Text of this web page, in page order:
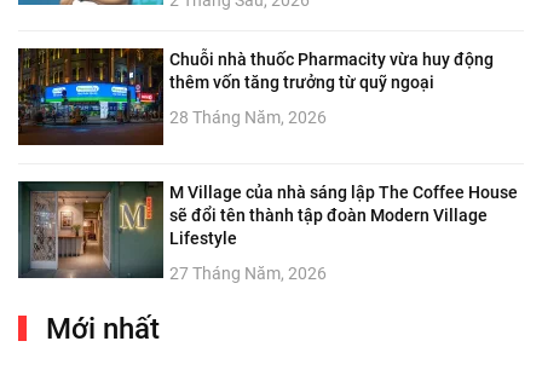
Chuỗi nhà thuốc Pharmacity vừa huy động
thêm vốn tăng trưởng từ quỹ ngoại
28 Tháng Năm, 2026
M Village của nhà sáng lập The Coffee House
sẽ đổi tên thành tập đoàn Modern Village
Lifestyle
27 Tháng Năm, 2026
Mới nhất